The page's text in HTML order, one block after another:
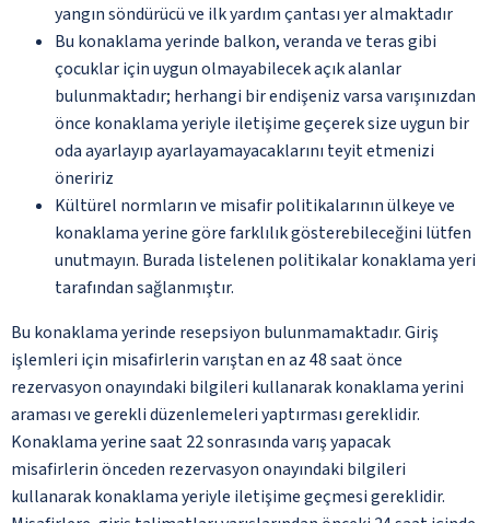
yangın söndürücü ve ilk yardım çantası yer almaktadır
Bu konaklama yerinde balkon, veranda ve teras gibi
çocuklar için uygun olmayabilecek açık alanlar
bulunmaktadır; herhangi bir endişeniz varsa varışınızdan
önce konaklama yeriyle iletişime geçerek size uygun bir
oda ayarlayıp ayarlayamayacaklarını teyit etmenizi
öneririz
Kültürel normların ve misafir politikalarının ülkeye ve
konaklama yerine göre farklılık gösterebileceğini lütfen
unutmayın. Burada listelenen politikalar konaklama yeri
tarafından sağlanmıştır.
Bu konaklama yerinde resepsiyon bulunmamaktadır. Giriş
işlemleri için misafirlerin varıştan en az 48 saat önce
rezervasyon onayındaki bilgileri kullanarak konaklama yerini
araması ve gerekli düzenlemeleri yaptırması gereklidir.
Konaklama yerine saat 22 sonrasında varış yapacak
misafirlerin önceden rezervasyon onayındaki bilgileri
kullanarak konaklama yeriyle iletişime geçmesi gereklidir.